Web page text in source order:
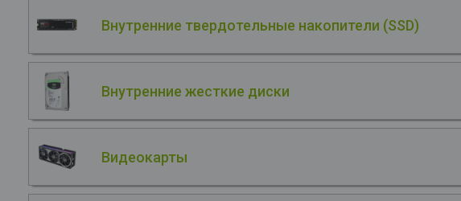
Внутренние твердотельные накопители (SSD)
Внутренние жесткие диски
Видеокарты